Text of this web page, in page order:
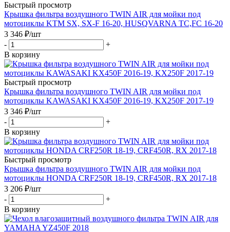
Быстрый просмотр
Крышка фильтра воздушного TWIN AIR для мойки под
мотоциклы KTM SX, SX-F 16-20, HUSQVARNA TC,FC 16-20
3 346 ₽/шт
-
+
В корзину
Быстрый просмотр
Крышка фильтра воздушного TWIN AIR для мойки под
мотоциклы KAWASAKI KX450F 2016-19, KX250F 2017-19
3 346 ₽/шт
-
+
В корзину
Быстрый просмотр
Крышка фильтра воздушного TWIN AIR для мойки под
мотоциклы HONDA CRF250R 18-19, CRF450R, RX 2017-18
3 206 ₽/шт
-
+
В корзину